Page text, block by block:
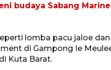
budaya Sabang
lomba pacu jaloe
di Gampong Ie
Kuta Barat.